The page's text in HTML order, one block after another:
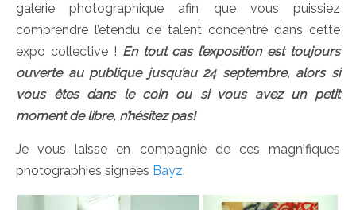
galerie photographique afin que vous puissiez
comprendre l’étendu de talent concentré dans cette
expo collective ! En tout cas l’exposition est toujours
ouverte au publique jusqu’au 24 septembre, alors si
vous êtes dans le coin ou si vous avez un petit
moment de libre, n’hésitez pas!
Je vous laisse en compagnie de ces magnifiques
photographies signées Bayz.